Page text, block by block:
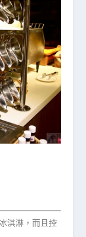
淇淋，而且控